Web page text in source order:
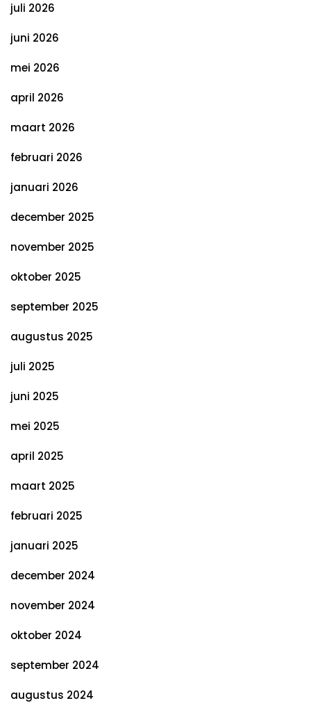
juli 2026
juni 2026
mei 2026
april 2026
maart 2026
februari 2026
januari 2026
december 2025
november 2025
oktober 2025
september 2025
augustus 2025
juli 2025
juni 2025
mei 2025
april 2025
maart 2025
februari 2025
januari 2025
december 2024
november 2024
oktober 2024
september 2024
augustus 2024